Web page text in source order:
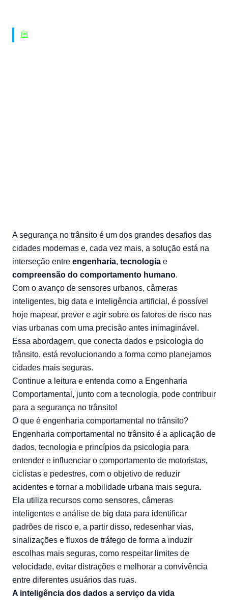
article
A segurança no trânsito é um dos grandes desafios das
cidades modernas e, cada vez mais, a solução está na
interseção entre engenharia, tecnologia e
compreensão do comportamento humano.
Com o avanço de sensores urbanos, câmeras
inteligentes, big data e inteligência artificial, é possível
hoje mapear, prever e agir sobre os fatores de risco nas
vias urbanas com uma precisão antes inimaginável.
Essa abordagem, que conecta dados e psicologia do
trânsito, está revolucionando a forma como planejamos
cidades mais seguras.
Continue a leitura e entenda como a Engenharia
Comportamental, junto com a tecnologia, pode contribuir
para a segurança no trânsito!
O que é engenharia comportamental no trânsito?
Engenharia comportamental no trânsito é a aplicação de
dados, tecnologia e princípios da psicologia para
entender e influenciar o comportamento de motoristas,
ciclistas e pedestres, com o objetivo de reduzir
acidentes e tornar a mobilidade urbana mais segura.
Ela utiliza recursos como sensores, câmeras
inteligentes e análise de big data para identificar
padrões de risco e, a partir disso, redesenhar vias,
sinalizações e fluxos de tráfego de forma a induzir
escolhas mais seguras, como respeitar limites de
velocidade, evitar distrações e melhorar a convivência
entre diferentes usuários das ruas.
A inteligência dos dados a serviço da vida